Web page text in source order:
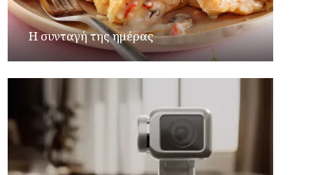
Η συνταγή της ημέρας